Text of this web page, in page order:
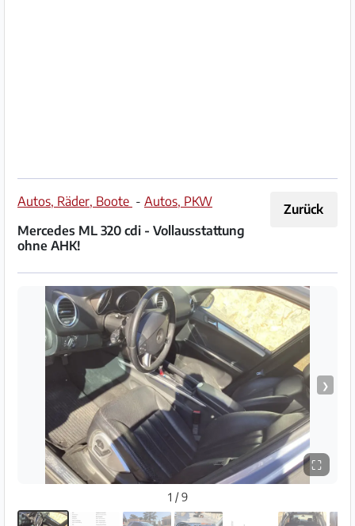
Hilfe
FAQ
Zurück
Autos, Räder, Boote - Autos, PKW
Mercedes ML 320 cdi - Vollausstattung
ohne AHK!
❯
⛶
1 / 9